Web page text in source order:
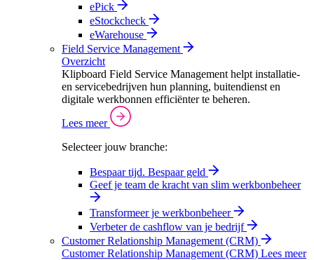
ePick
eStockcheck
eWarehouse
Field Service Management
Overzicht
Klipboard Field Service Management helpt installatie-
en servicebedrijven hun planning, buitendienst en
digitale werkbonnen efficiënter te beheren.
Lees meer
Selecteer jouw branche:
Bespaar tijd. Bespaar geld
Geef je team de kracht van slim werkbonbeheer
Transformeer je werkbonbeheer
Verbeter de cashflow van je bedrijf
Customer Relationship Management (CRM)
Customer Relationship Management (CRM) Lees meer